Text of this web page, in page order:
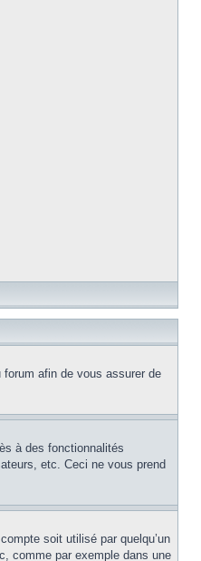
afin de vous assurer de
à des fonctionnalités
etc. Ceci ne vous prend
soit utilisé par quelqu’un
comme par exemple dans une